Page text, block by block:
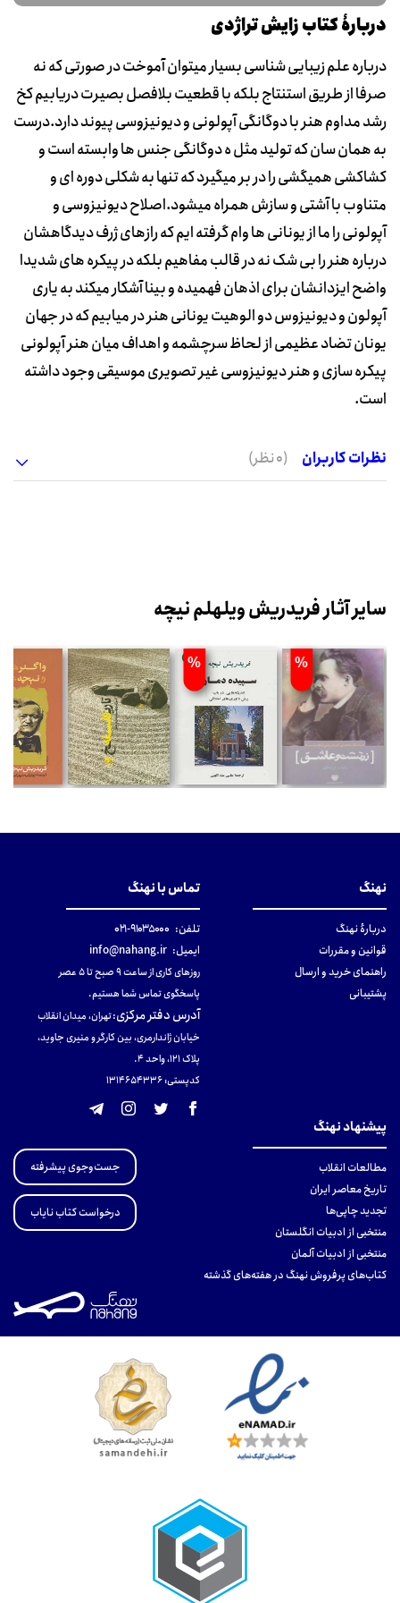
دربارۀ کتاب زایش تراژدی
درباره علم زیبایی شناسی بسیار میتوان آموخت در صورتی که نه
صرفا از طریق استنتاج بلکه با قطعیت بلافصل بصیرت دریابیم کخ
رشد مداوم هنر با دوگانگی آپولونی و دیونیزوسی پیوند دارد.درست
به همان سان که تولید مثل ه دوگانگی جنس ها وابسته است و
کشاکشی همیگشی را در بر میگیرد که تنها به شکلی دوره ای و
متناوب با آشتی و سازش همراه میشود.اصلاح دیونیزوسی و
آپولونی را ما از یونانی ها وام گرفته ایم که رازهای ژرف دیدگاهشان
درباره هنر را بی شک نه در قالب مفاهیم بلکه در پیکره های شدیدا
واضح ایزدانشان برای اذهان فهمیده و بینا آشکار میکند به یاری
آپولون و دیونیزوس دو الوهیت یونانی هنر در میابیم که در جهان
یونان تضاد عظیمی از لحاظ سرچشمه و اهداف میان هنر آپولونی
پیکره سازی و هنر دیونیزوسی غیر تصویری موسیقی وجود داشته
است.
نظرات کاربران (0 نظر)
سایر آثار فریدریش ویلهلم نیچه
%
%
نهنگ
دربارهٔ نهنگ
قوانین و مقررات
راهنمای خرید و ارسال
پشتیبانی
تماس با نهنگ
تلفن: ۹۱۰۳۵۰۰۰-۰۲۱
ایمیل: info@nahang.ir
روزهای کاری از ساعت ۹ صبح تا ۵ عصر
پاسخگوی تماس شما هستیم.
آدرس دفتر مرکزی:تهران، میدان انقلاب
خیابان ژاندارمری، بین کارگر و منیری جاوید،
پلاک 121، واحد ۴.
کدپستی: 131465433۶
پیشنهاد نهنگ
مطالعات انقلاب
تاریخ معاصر ایران
تجدید چاپی‌ها
منتخبی از ادبیات انگلستان
منتخبی از ادبیات آلمان
کتاب‌های پرفروش نهنگ در هفته‌های گذشته
جست‌وجوی پیشرفته
درخواست کتاب نایاب